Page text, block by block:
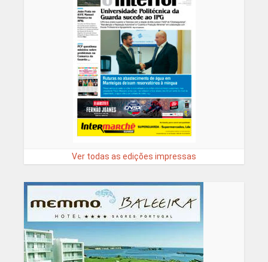
Ver todas as edições impressas